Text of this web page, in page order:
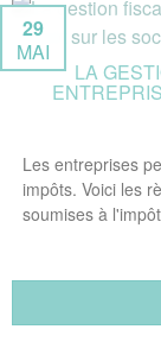
LA
29
MAI
Les entreprises
impôts. Voici les
soumises à